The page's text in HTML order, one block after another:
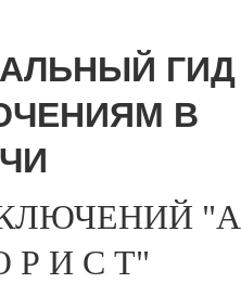
ГИД
В
"А
Р И С Т"